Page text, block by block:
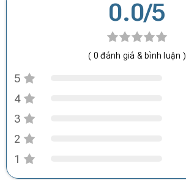
0.0/5
( 0 đánh giá & bình luận )
5
4
3
2
1